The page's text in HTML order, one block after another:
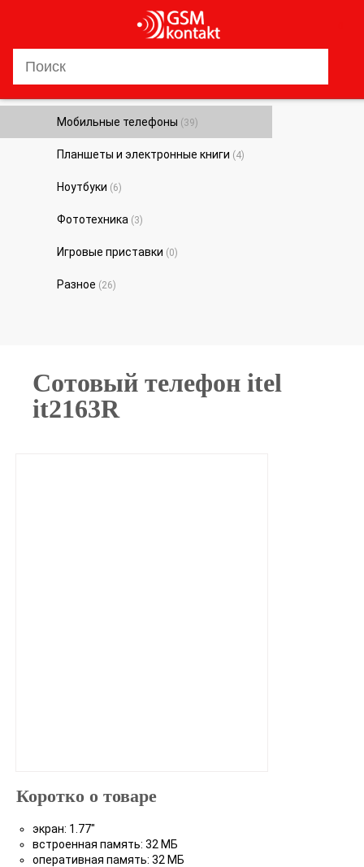
Мобильные телефоны (39)
Планшеты и электронные книги (4)
Ноутбуки (6)
Фототехника (3)
Игровые приставки (0)
Разное (26)
Сотовый телефон itel
it2163R
Коротко о товаре
экран: 1.77"
встроенная память: 32 МБ
оперативная память: 32 МБ